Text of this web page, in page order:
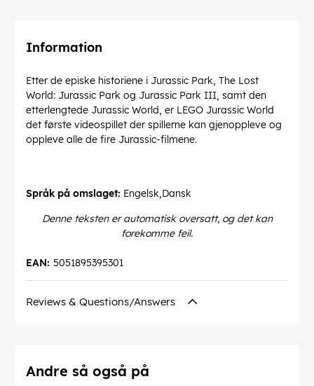
Information
Etter de episke historiene i Jurassic Park, The Lost
World: Jurassic Park og Jurassic Park III, samt den
etterlengtede Jurassic World, er LEGO Jurassic World
det første videospillet der spillerne kan gjenoppleve og
oppleve alle de fire Jurassic-filmene.
Språk på omslaget: Engelsk,Dansk
Denne teksten er automatisk oversatt, og det kan
forekomme feil.
5051895395301
EAN:
Reviews & Questions/Answers
Andre så også på